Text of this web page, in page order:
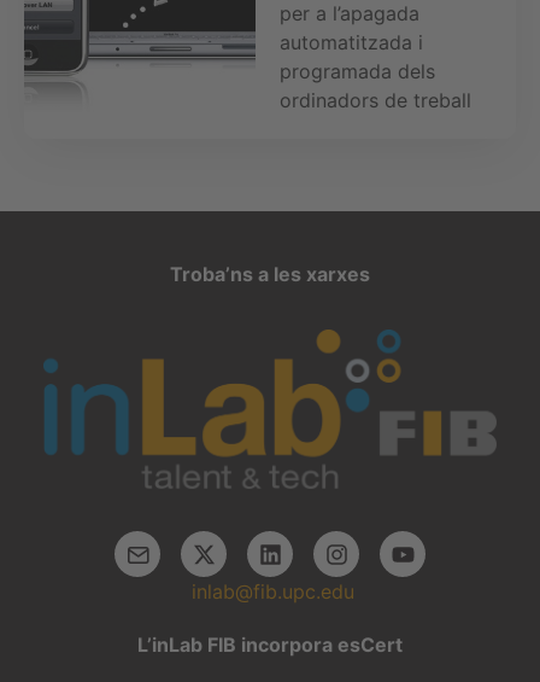
per a l’apagada
automatitzada i
programada dels
ordinadors de treball
Troba’ns a les xarxes
inlab@fib.upc.edu
L’inLab FIB incorpora esCert